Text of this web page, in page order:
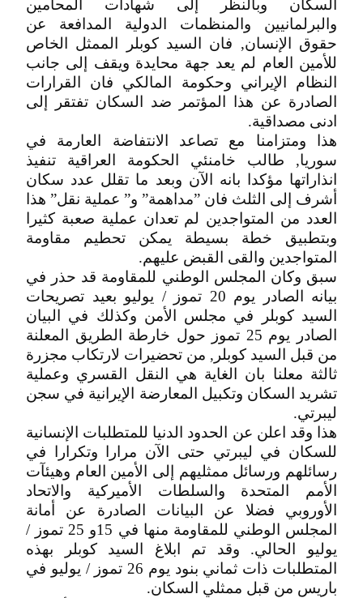
السكان وبالنظر إلى شهادات المحامين
والبرلمانيين والمنظمات الدولية المدافعة عن
حقوق الإنسان, فان السيد كوبلر الممثل الخاص
للأمين العام لم يعد جهة محايدة ويقف إلى جانب
النظام الإيراني وحكومة المالكي فان القرارات
الصادرة عن هذا المؤتمر ضد السكان تفتقر إلى
ادنى مصداقية.
هذا ومتزامنا مع تصاعد الانتفاضة العارمة في
سوريا, طالب خامنئي الحكومة العراقية تنفيذ
انذاراتها مؤكدا بانه الآن وبعد ما تقلل عدد سكان
أشرف إلى الثلث فان ”مداهمة” و” عملية نقل” هذا
العدد من المتواجدين لم تعدان عملية صعبة كثيرا
وبتطبيق خطة بسيطة يمكن تحطيم مقاومة
المتواجدين والقى القبض عليهم.
سبق وكان المجلس الوطني للمقاومة قد حذر في
بيانه الصادر يوم 20 تموز / يوليو بعيد تصريحات
السيد كوبلر في مجلس الأمن وكذلك في البيان
الصادر يوم 25 تموز حول خارطة الطريق المعلنة
من قبل السيد كوبلر, من تحضيرات لارتكاب مجزرة
ثالثة معلنا بان الغاية هي النقل القسري وعملية
تشريد السكان وتكبيل المعارضة الإيرانية في سجن
ليبرتي.
هذا وقد اعلن عن الحدود الدنيا للمتطلبات الإنسانية
للسكان في ليبرتي حتى الآن مرارا وتكرارا في
رسائلهم ورسائل ممثليهم إلى الأمين العام وهيئآت
الأمم المتحدة والسلطات الأميركية والاتحاد
الأوروبي فضلا عن البيانات الصادرة عن أمانة
المجلس الوطني للمقاومة منها في 15و 25 تموز /
يوليو الحالي. وقد تم ابلاغ السيد كوبلر بهذه
المتطلبات ذات ثماني بنود يوم 26 تموز / يوليو في
باريس من قبل ممثلي السكان.